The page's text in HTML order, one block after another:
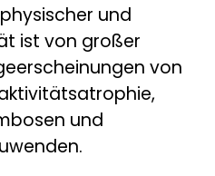
und
ist von großer
von
und